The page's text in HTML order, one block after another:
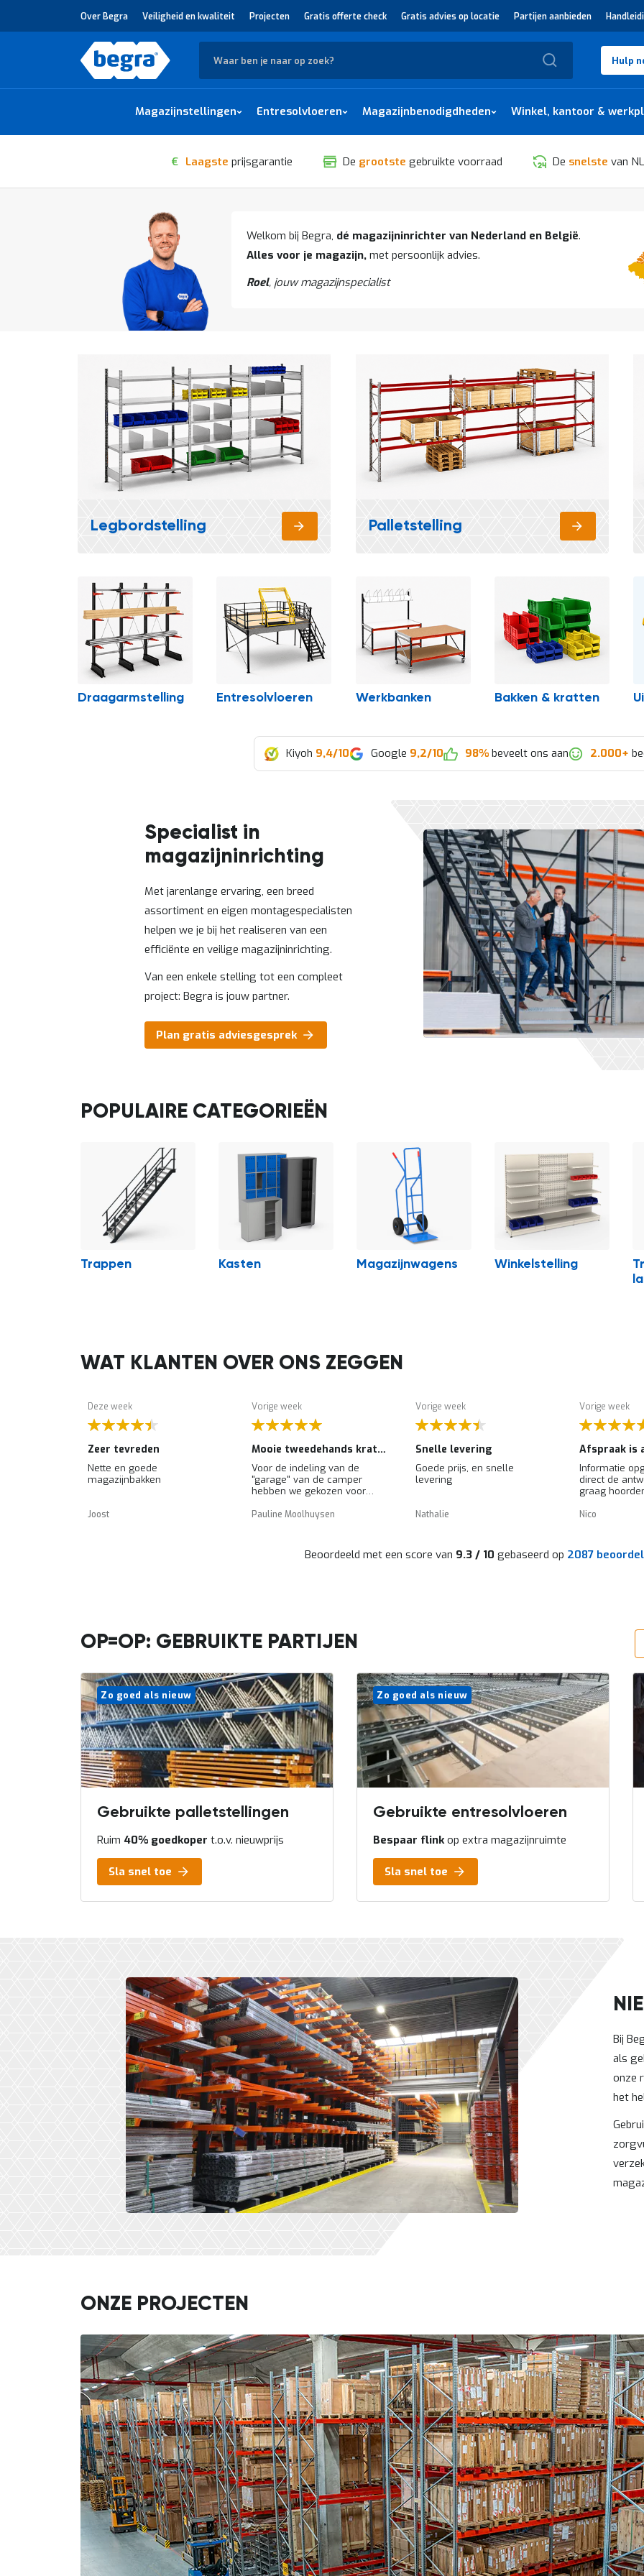
Over Begra Veiligheid en kwaliteit Projecten Gratis offerte check Gratis advies op locatie Partijen aanbieden
Zoek Hulp
Magazijnstellingen Entresolvloeren Magazijnbenodigdheden Winkel, kantoor &
€ Laagste prijsgarantie De grootste gebruikte voorraad De snelste van
Welkom bij Begra, dé magazijninrichter van Nederland en België.
Alles voor je magazijn,met persoonlijk advies.
Roel, jouw magazijnspecialist
Legbordstelling Palletstelling
Draagarmstelling Entresolvloeren Werkbanken Bakken & kratten
Kiyoh 9,4/10 Google 9,2/10 98% beveelt ons aan 2.000+
Specialist in
magazijninrichting
Met jarenlange ervaring, een breed
assortiment en eigen montagespecialisten
helpen we je bij het realiseren van een
efficiënte en veilige magazijninrichting.
Van een enkele stelling tot een compleet
project: Begra is jouw partner.
Plan gratis adviesgesprek
Trappen Kasten Magazijnwagens Winkelstelling
WAT KLANTEN OVER ONS ZEGGEN
Deze week
Zeer tevreden
Nette en goede
magazijnbakken
Joost
Vorige week
Mooie tweedehands kratten voor de camper
Voor de indeling van de
"garage" van de camper
hebben we gekozen voor
Tweedehands, maar na
kwamen er mooie kratten
tevoorschijn. Passen precies,
Pauline Moolhuysen
Vorige week
Snelle levering
Goede prijs, en snelle
levering
Nathalie
Vorige week
Informatie
direct de
graag
zijn. In een
shop, prima.
Nico
Beoordeeld met een score van 9.3 / 10 gebaseerd op 2087
OP=OP: GEBRUIKTE PARTIJEN
Gebruikte palletstellingen
Ruim 40% goedkoper t.o.v. nieuwprijs
Sla snel toe
Gebruikte entresolvloeren
Bespaar flinkop extra magazijnruimte
Sla snel toe
Bij
als
onze
het
ONZE PROJECTEN